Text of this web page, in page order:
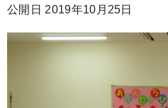
公開日 2019年10月25日